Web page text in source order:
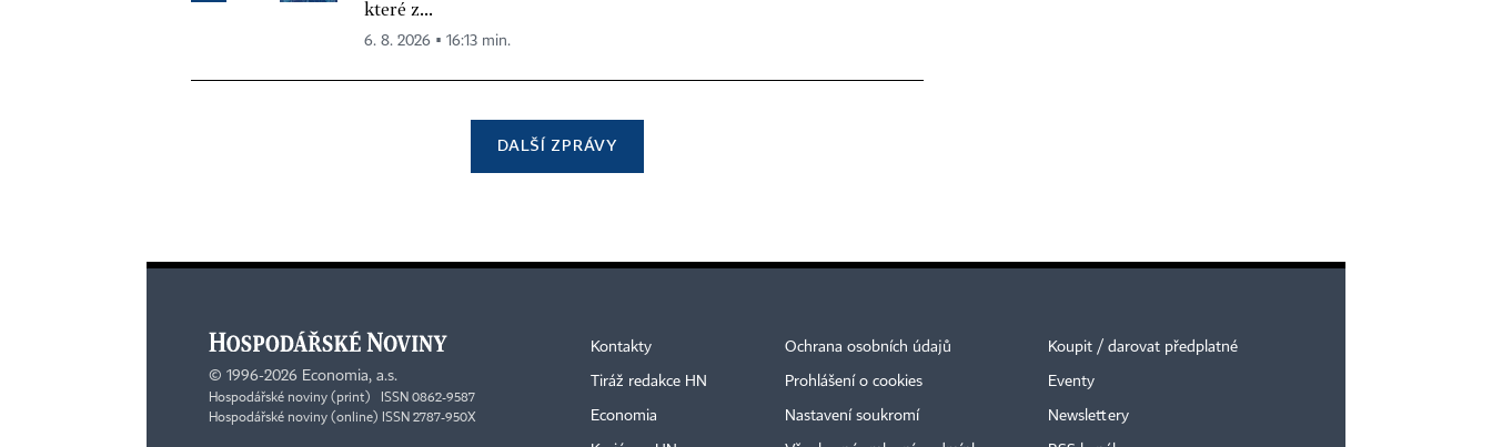
které z...
6. 8. 2026 ▪ 16:13 min.
DALŠÍ ZPRÁVY
© 1996-2026 Economia, a.s.
Hospodářské noviny (print) ISSN 0862-9587
Hospodářské noviny (online) ISSN 2787-950X
Kontakty
Tiráž redakce HN
Economia
Ochrana osobních údajů
Prohlášení o cookies
Nastavení soukromí
Koupit / darovat předplatné
Eventy
Newslettery